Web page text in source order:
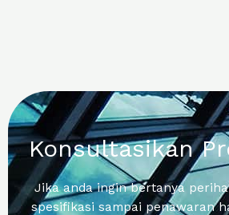
Konsultasikan
Jika anda ingin bertanya
spesifikasi sampai penawaran